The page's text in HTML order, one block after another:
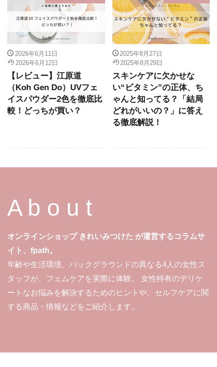
2026年6月11日
2026年6月12日
【レビュー】江原道
（Koh Gen Do）UVフェ
イスパウダー2色を徹底比
較！どっちが買い？
2025年8月27日
2025年8月29日
スキンケアに欠かせな
い“ビタミン”の正体、ち
ゃんと知ってる？「結局
どれがいいの？」に答え
る徹底解説！
A b o u t
オンラインショップ きれいみつけた が運営するコラムサ
イト、fpath。
年齢や生活環境、バックグラウンドの異なる4人の女性ス
タッフが、フェムケアを実際に体験。 女性特有のデリケ
ートなお悩みを解決するためのヒントや、セルフケアに関
する商品・情報などをご紹介します。